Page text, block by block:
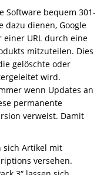
Software bequem 301-
dazu dienen, Google
URL durch eine
mitzuteilen. Dies
gelöschte oder
wird.
wenn Updates an
permanente
verweist. Damit
sich Artikel mit
versehen.